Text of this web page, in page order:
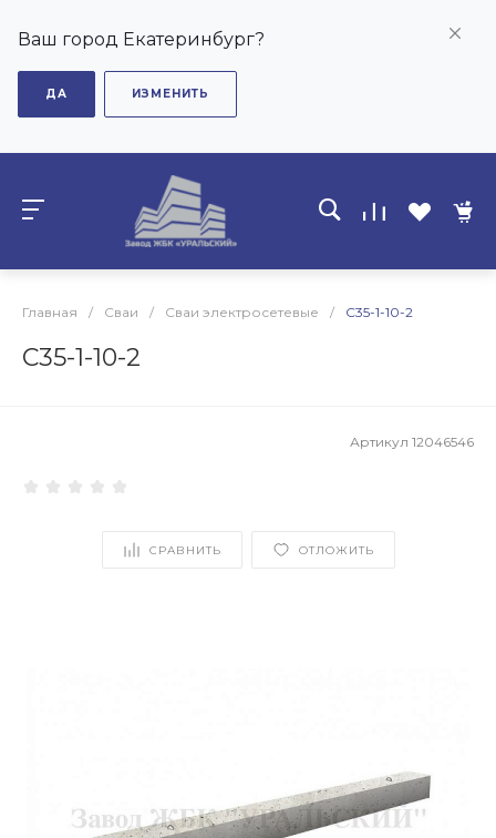
Ваш город Екатеринбург?
ДА ИЗМЕНИТЬ
Главная / Сваи / Сваи электросетевые / С35-1-10-2
С35-1-10-2
Артикул 12046546
СРАВНИТЬ ОТЛОЖИТЬ